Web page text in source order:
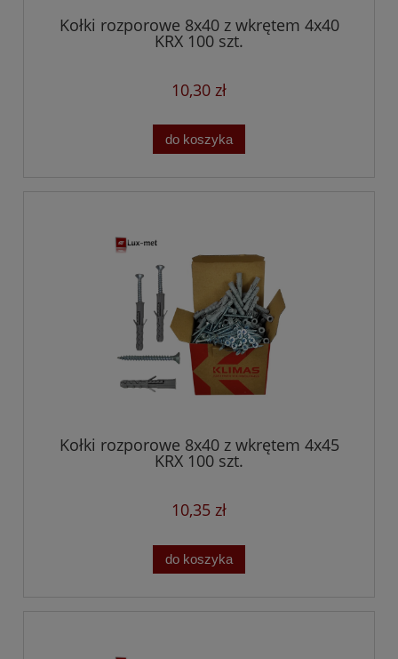
Kołki rozporowe 8x40 z wkrętem 4x40
KRX 100 szt.
10,30 zł
do koszyka
Kołki rozporowe 8x40 z wkrętem 4x45
KRX 100 szt.
10,35 zł
do koszyka